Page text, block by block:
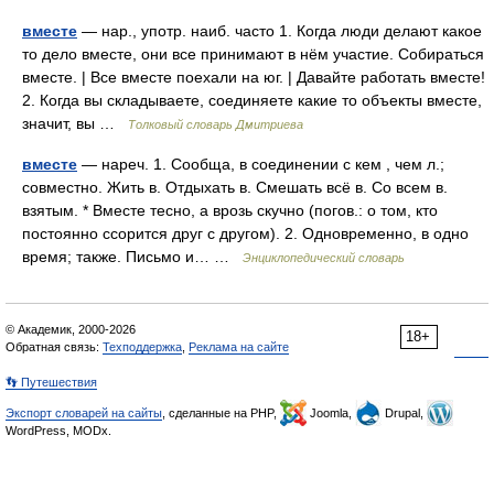
вместе — нар., употр. наиб. часто 1. Когда люди делают какое
то дело вместе, они все принимают в нём участие. Собираться
вместе. | Все вместе поехали на юг. | Давайте работать вместе!
2. Когда вы складываете, соединяете какие то объекты вместе,
значит, вы …
Толковый словарь Дмитриева
вместе — нареч. 1. Сообща, в соединении с кем , чем л.;
совместно. Жить в. Отдыхать в. Смешать всё в. Со всем в.
взятым. * Вместе тесно, а врозь скучно (погов.: о том, кто
постоянно ссорится друг с другом). 2. Одновременно, в одно
время; также. Письмо и… …
Энциклопедический словарь
18+
© Академик, 2000-2026
Обратная связь: Техподдержка Реклама на сайте
👣 Путешествия
Экспорт словарей на сайты , сделанные на PHP, Joomla,
Drupal,
WordPress, MODx.